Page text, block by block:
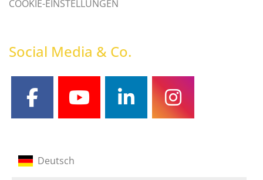
COOKIE-EINSTELLUNGEN
Social Media & Co.
facebookyoutubelinkedininstagram
Deutsch